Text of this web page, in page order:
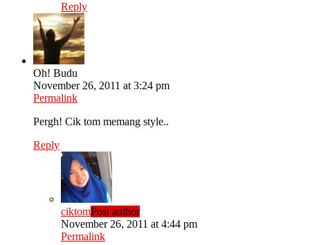
Reply
Oh! Budu
November 26, 2011 at 3:24 pm
Permalink
Pergh! Cik tom memang style..
Reply
ciktomPost author
November 26, 2011 at 4:44 pm
Permalink